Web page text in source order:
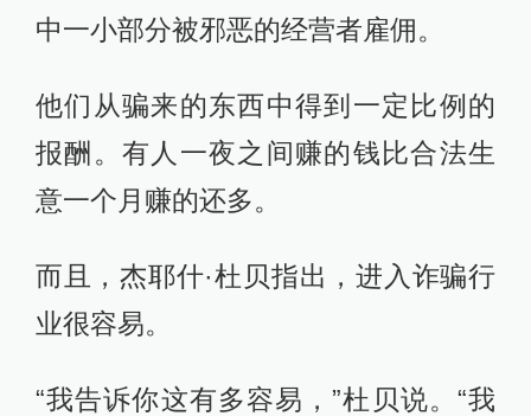
中一小部分被邪恶的经营者雇佣。
他们从骗来的东西中得到一定比例的
报酬。有人一夜之间赚的钱比合法生
意一个月赚的还多。
而且，杰耶什·杜贝指出，进入诈骗行
业很容易。
“我告诉你这有多容易，”杜贝说。“我